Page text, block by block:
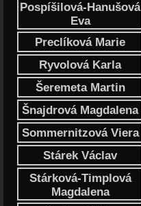
Pospíšilová-Hanušová
Eva
Preclíková Marie
Ryvolová Karla
Šeremeta Martin
Šnajdrová Magdalena
Sommernitzová Viera
Stárek Václav
Stárková-Timplová
Magdalena